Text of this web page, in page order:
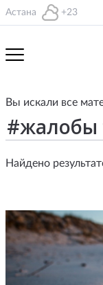
Астана +23
Вы искали все
Найдено